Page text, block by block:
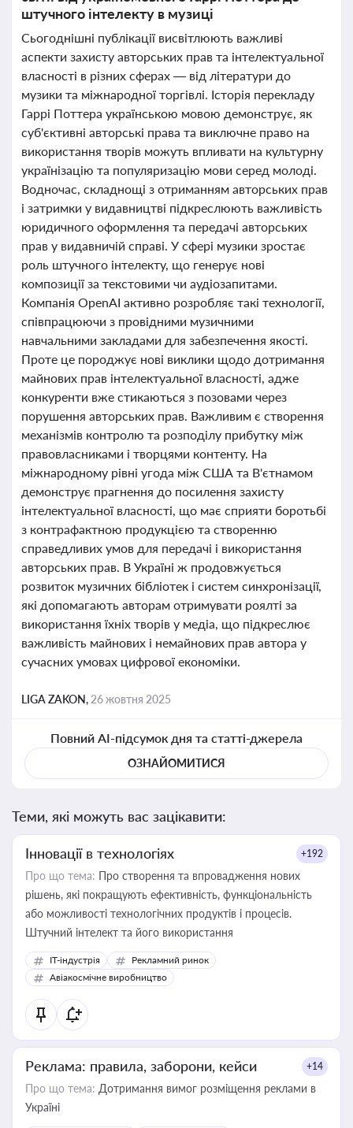
штучного інтелекту в музиці
Сьогоднішні публікації висвітлюють важливі
аспекти захисту авторських прав та інтелектуальної
власності в різних сферах — від літератури до
музики та міжнародної торгівлі. Історія перекладу
Гаррі Поттера українською мовою демонструє, як
суб'єктивні авторські права та виключне право на
використання творів можуть впливати на культурну
українізацію та популяризацію мови серед молоді.
Водночас, складнощі з отриманням авторських прав
і затримки у видавництві підкреслюють важливість
юридичного оформлення та передачі авторських
прав у видавничій справі. У сфері музики зростає
роль штучного інтелекту, що генерує нові
композиції за текстовими чи аудіозапитами.
Компанія OpenAI активно розробляє такі технології,
співпрацюючи з провідними музичними
навчальними закладами для забезпечення якості.
Проте це породжує нові виклики щодо дотримання
майнових прав інтелектуальної власності, адже
конкуренти вже стикаються з позовами через
порушення авторських прав. Важливим є створення
механізмів контролю та розподілу прибутку між
правовласниками і творцями контенту. На
міжнародному рівні угода між США та В'єтнамом
демонструє прагнення до посилення захисту
інтелектуальної власності, що має сприяти боротьбі
з контрафактною продукцією та створенню
справедливих умов для передачі і використання
авторських прав. В Україні ж продовжується
розвиток музичних бібліотек і систем синхронізації,
які допомагають авторам отримувати роялті за
використання їхніх творів у медіа, що підкреслює
важливість майнових і немайнових прав автора у
сучасних умовах цифрової економіки.
LIGA ZAKON, 26 жовтня 2025
Повний AI-підсумок дня та статті-джерела
ОЗНАЙОМИТИСЯ
Теми, які можуть вас зацікавити:
Інновації в технологіях +192
Про що тема: Про створення та впровадження нових
рішень, які покращують ефективність, функціональність
або можливості технологічних продуктів і процесів.
Штучний інтелект та його використання
IT-індустрія
Рекламний ринок
Авіакосмічне виробництво
Реклама: правила, заборони, кейси +14
Про що тема: Дотримання вимог розміщення реклами в
Україні